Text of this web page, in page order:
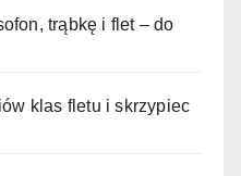
trąbkę i flet – do
klas fletu i skrzypiec